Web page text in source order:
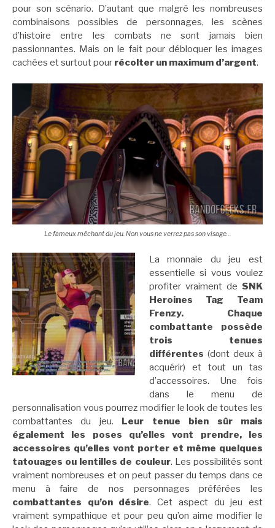
pour son scénario. D’autant que malgré les nombreuses
combinaisons possibles de personnages, les scènes
d’histoire entre les combats ne sont jamais bien
passionnantes. Mais on le fait pour débloquer les images
cachées et surtout pour récolter un maximum d’argent.
Le fameux méchant du jeu. Non vous ne verrez pas son visage…
La monnaie du jeu est
essentielle si vous voulez
profiter vraiment de SNK
Heroines Tag Team
Frenzy. Chaque
combattante possède
trois tenues
différentes (dont deux à
acquérir) et tout un tas
d’accessoires. Une fois
dans le menu de
personnalisation vous pourrez modifier le look de toutes les
combattantes du jeu. Leur tenue bien sûr mais
également les poses qu’elles vont prendre, les
accessoires qu’elles vont porter et même quelques
tatouages ou lentilles de couleur. Les possibilités sont
vraiment nombreuses et on peut passer du temps dans ce
menu à faire de nos personnages préférées les
combattantes qu’on désire. Cet aspect du jeu est
vraiment sympathique et pour peu qu’on aime modifier le